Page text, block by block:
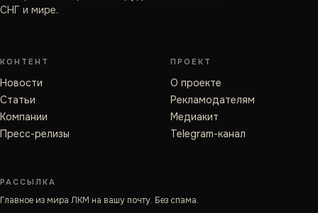
СНГ и мире.
КОНТЕНТ
Новости
Статьи
Компании
Пресс-релизы
ПРОЕКТ
О проекте
Рекламодателям
Медиакит
Telegram-канал
РАССЫЛКА
Главное из мира ЛКМ на вашу почту. Без спама.